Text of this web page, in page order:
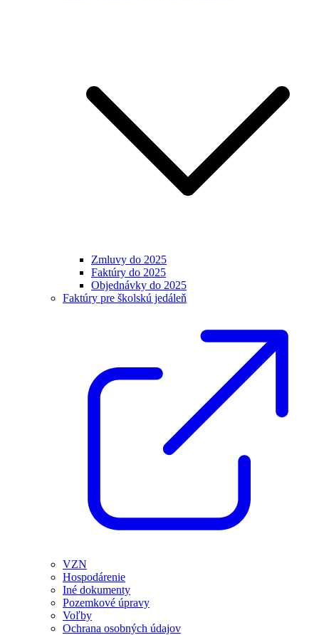
Zmluvy do 2025
Faktúry do 2025
Objednávky do 2025
Faktúry pre školskú jedáleň
VZN
Hospodárenie
Iné dokumenty
Pozemkové úpravy
Voľby
Ochrana osobných údajov